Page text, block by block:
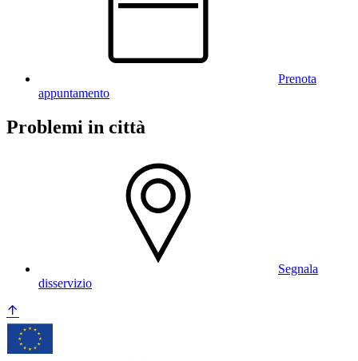
Prenota
appuntamento
Problemi in città
Segnala
disservizio